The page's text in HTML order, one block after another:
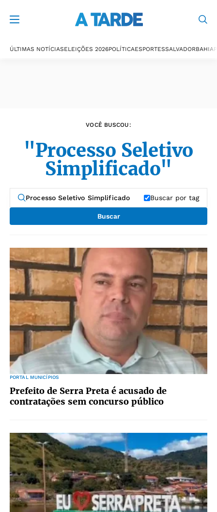
ÚLTIMAS NOTÍCIASELEIÇÕES 2026POLÍTICAESPORTESSALVADORBAHIA
VOCÊ BUSCOU:
"Processo Seletivo
Simplificado"
Buscar por tag
Buscar
PORTAL MUNICÍPIOS
Prefeito de Serra Preta é acusado de
contratações sem concurso público